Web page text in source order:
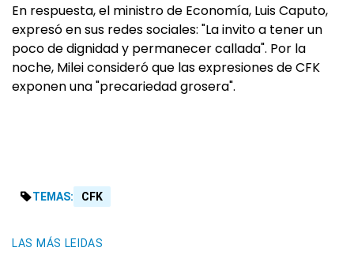
En respuesta, el ministro de Economía, Luis Caputo,
expresó en sus redes sociales: "La invito a tener un
poco de dignidad y permanecer callada". Por la
noche, Milei consideró que las expresiones de CFK
exponen una "precariedad grosera".
TEMAS: CFK
LAS MÁS LEIDAS